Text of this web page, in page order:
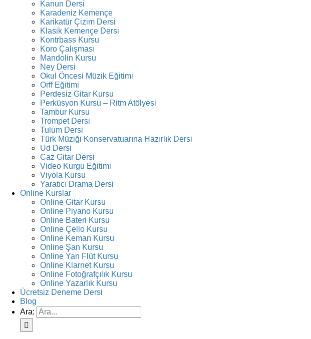
Kanun Dersi
Karadeniz Kemençe
Karikatür Çizim Dersi
Klasik Kemençe Dersi
Kontrbass Kursu
Koro Çalışması
Mandolin Kursu
Ney Dersi
Okul Öncesi Müzik Eğitimi
Orff Eğitimi
Perdesiz Gitar Kursu
Perküsyon Kursu – Ritm Atölyesi
Tambur Kursu
Trompet Dersi
Tulum Dersi
Türk Müziği Konservatuarına Hazırlık Dersi
Ud Dersi
Caz Gitar Dersi
Video Kurgu Eğitimi
Viyola Kursu
Yaratıcı Drama Dersi
Online Kurslar
Online Gitar Kursu
Online Piyano Kursu
Online Bateri Kursu
Online Çello Kursu
Online Keman Kursu
Online Şan Kursu
Online Yan Flüt Kursu
Online Klarnet Kursu
Online Fotoğrafçılık Kursu
Online Yazarlık Kursu
Ücretsiz Deneme Dersi
Blog
Ara: